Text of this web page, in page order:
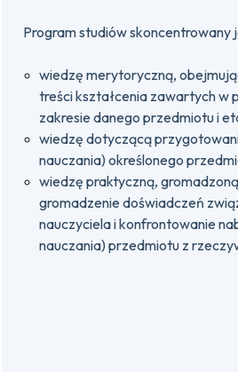
Program studiów skoncentrowany
wiedzę merytoryczną,
treści kształcenia zawartych w
zakresie danego przedmiotu i
wiedzę dotyczącą
nauczania) określonego
wiedzę praktyczną,
gromadzenie doświadczeń
nauczyciela i konfrontowanie
nauczania) przedmiotu z